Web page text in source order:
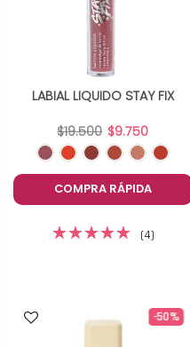
LABIAL LIQUIDO STAY FIX
$19.500 $9.750
COMPRA RÁPIDA
(4)
-50%